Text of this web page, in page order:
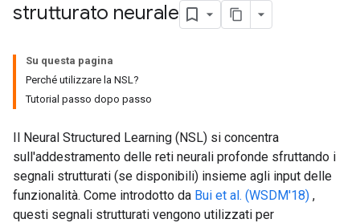
strutturato neurale
Su questa pagina
Perché utilizzare la NSL?
Tutorial passo dopo passo
Il Neural Structured Learning (NSL) si concentra
sull'addestramento delle reti neurali profonde sfruttando i
segnali strutturati (se disponibili) insieme agli input delle
funzionalità. Come introdotto da Bui et al. (WSDM'18) ,
questi segnali strutturati vengono utilizzati per